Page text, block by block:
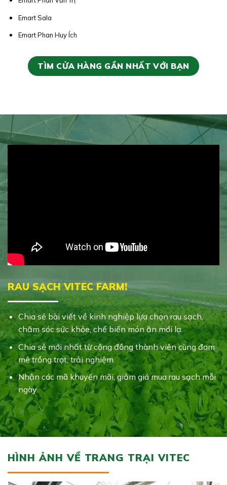
Emart Sala
Emart Phan Huy Ích
TÌM CỬA HÀNG GẦN NHẤT VỚI BẠN
RAU SẠCH VITEC FARM!
Chia sẻ bài viết về kinh nghiệp lựa chọn rau sạch,
chăm sóc sức khỏe, chế biến món ăn mới lạ.
Chia sẻ mới nhất từ cộng đồng thành viên cùng đam
mê trồng trọt, trải nghiệm.
Nhận các mã khuyến mãi, giảm giá mua rau sạch mỗi
ngày.
HÌNH ẢNH VỀ TRANG TRẠI VITEC